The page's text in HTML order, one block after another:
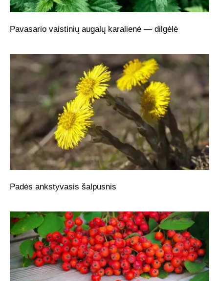
Pavasario vaistinių augalų karalienė — dilgėlė
Padės ankstyvasis šalpusnis